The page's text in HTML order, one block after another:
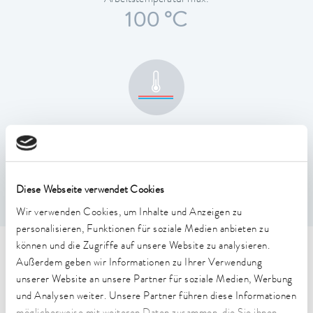
Diese Webseite verwendet Cookies
Wir verwenden Cookies, um Inhalte und Anzeigen zu
personalisieren, Funktionen für soziale Medien anbieten zu
können und die Zugriffe auf unsere Website zu analysieren.
Außerdem geben wir Informationen zu Ihrer Verwendung
unserer Website an unsere Partner für soziale Medien, Werbung
und Analysen weiter. Unsere Partner führen diese Informationen
100 °C
0.01 ± K
Technische Merkmale (nach
DIN 12876)